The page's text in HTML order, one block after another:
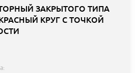
ЗАКРЫТОГО ТИПА
КРАСНЫЙ КРУГ С ТОЧКОЙ